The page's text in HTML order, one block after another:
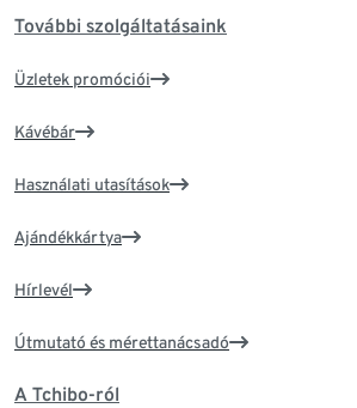
További szolgáltatásaink
Üzletek promóciói
Kávébár
Használati utasítások
Ajándékkártya
Hírlevél
Útmutató és mérettanácsadó
A Tchibo-ról